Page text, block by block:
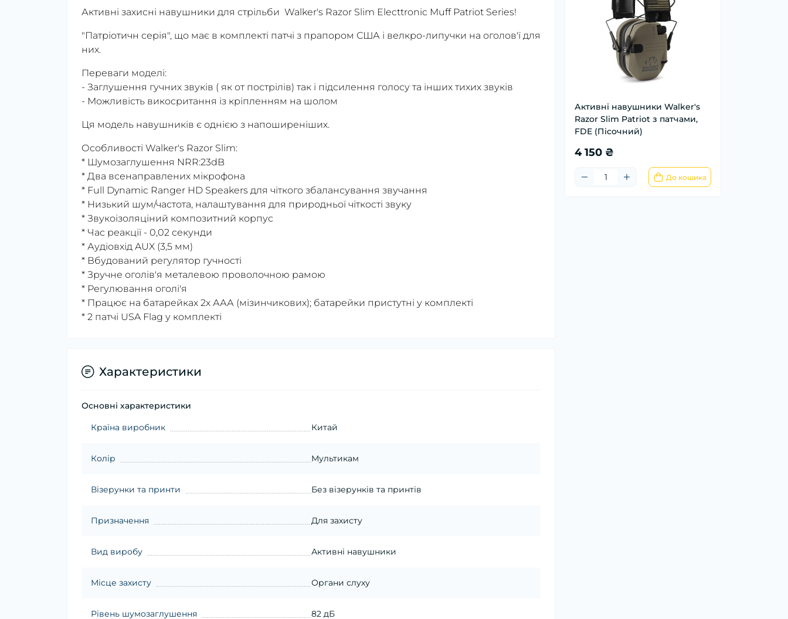
Активні навушники Walker's
Razor Slim Patriot з патчами,
FDE (Пісочний)
4 150 ₴
До кошика
Активні захисні навушники для стрільби Walker's Razor Slim Electtronic Muff Patriot Series!
"Патріотичн серія", що має в комплекті патчі з прапором США і велкро-липучки на оголов'ї для
них.
Переваги моделі:
- Заглушення гучних звуків ( як от пострілів) так і підсилення голосу та інших тихих звуків
- Можливість викосритання із кріпленням на шолом
Ця модель навушників є однією з напоширеніших.
Особливості Walker's Razor Slim:
* Шумозаглушення NRR:23dB
* Два всенаправлених мікрофона
* Full Dynamic Ranger HD Speakers для чіткого збалансування звучання
* Низький шум/частота, налаштування для природньої чіткості звуку
* Звукоізоляціний композитний корпус
* Час реакції - 0,02 секунди
* Аудіовхід AUX (3,5 мм)
* Вбудований регулятор гучності
* Зручне оголів'я металевою проволочною рамою
* Регулювання оголі'я
* Працює на батарейках 2х ААА (мізинчикових); батарейки пристутні у комплекті
* 2 патчі USA Flag у комплекті
Характеристики
Основні характеристики
Країна виробник Китай
Колір Мультикам
Візерунки та принти Без візерунків та принтів
Призначення Для захисту
Вид виробу Активні навушники
Місце захисту Органи слуху
Рівень шумозаглушення 82 дБ